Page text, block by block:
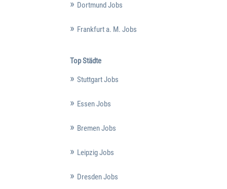
Dortmund Jobs
Frankfurt a. M. Jobs
Top Städte
Stuttgart Jobs
Essen Jobs
Bremen Jobs
Leipzig Jobs
Dresden Jobs